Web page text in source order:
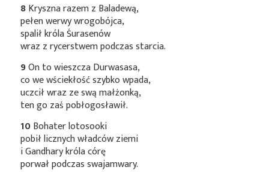
8Kryszna razem z Baladewą,
pełen werwy wrogobójca,
spalił króla Śurasenów
wraz z rycerstwem podczas starcia.
9On to wieszcza Durwasasa,
co we wściekłość szybko wpada,
uczcił wraz ze swą małżonką,
ten go zaś pobłogosławił.
10Bohater lotosooki
pobił licznych władców ziemi
i Gandhary króla córę
porwał podczas swajamwary.